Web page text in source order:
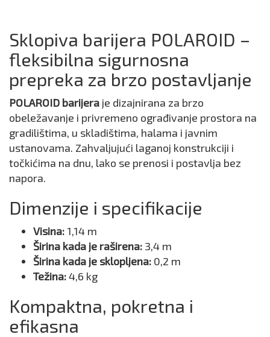
Sklopiva barijera POLAROID –
fleksibilna sigurnosna
prepreka za brzo postavljanje
POLAROID barijera je dizajnirana za brzo
obeležavanje i privremeno ograđivanje prostora na
gradilištima, u skladištima, halama i javnim
ustanovama. Zahvaljujući laganoj konstrukciji i
točkićima na dnu, lako se prenosi i postavlja bez
napora.
Dimenzije i specifikacije
Visina: 1,14 m
Širina kada je raširena: 3,4 m
Širina kada je sklopljena: 0,2 m
Težina:4,6 kg
Kompaktna, pokretna i
efikasna